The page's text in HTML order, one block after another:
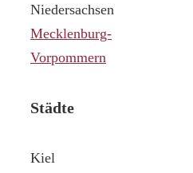
Niedersachsen
Mecklenburg-
Vorpommern
Städte
Kiel